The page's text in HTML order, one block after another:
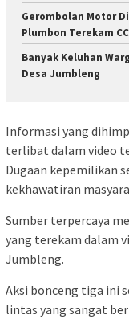
Gerombolan Motor
Plumbon Terekam
Banyak Keluhan
Desa Jumbleng
Informasi yang
terlibat dalam video
Dugaan kepemilikan
kekhawatiran
Sumber terpercaya
yang terekam dalam
Jumbleng.
Aksi bonceng tiga ini
lintas yang sangat